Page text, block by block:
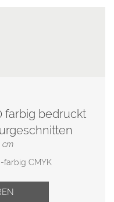
farbig bedruckt
cm
farbig CMYK